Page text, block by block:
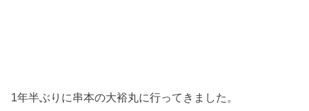
1年半ぶりに串本の大裕丸に行ってきました。